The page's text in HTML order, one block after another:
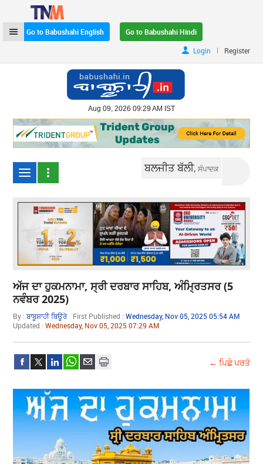
Go to Babushahi English
Go to Babushahi Hindi
Login
| Register
Aug 09, 2026 09:29 AM IST
ਬਲਜੀਤ ਬੱਲੀ,ਸੰਪਾਦਕ
ਅੱਜ ਦਾ ਹੁਕਮਨਾਮਾ, ਸ੍ਰੀ ਦਰਬਾਰ ਸਾਹਿਬ, ਅੰਮ੍ਰਿਤਸਰ (5
ਨਵੰਬਰ 2025)
By :ਬਾਬੂਸ਼ਾਹੀ ਬਿਊਰੋ First Published :Wednesday, Nov 05, 2025 05:54 AM
Updated :Wednesday, Nov 05, 2025 07:29 AM
← ਪਿਛੇ ਪਰਤੋ